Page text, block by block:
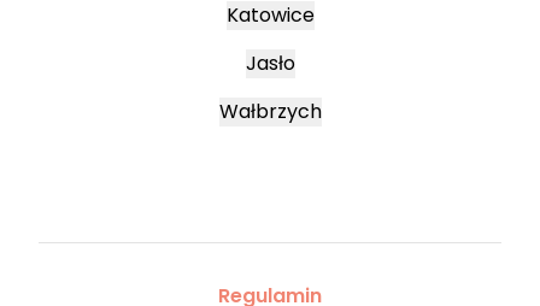
Katowice
Jasło
Wałbrzych
Regulamin